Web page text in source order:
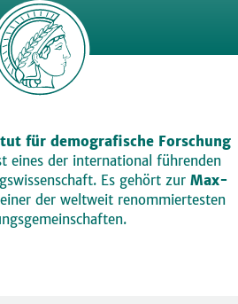
für demografische Forschung
eines der international führenden
Es gehört zur Max-
der weltweit renommiertesten